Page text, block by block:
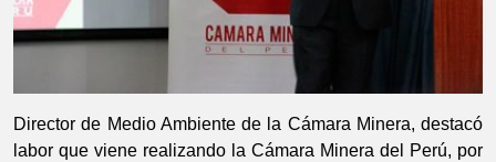
Director de Medio Ambiente de la Cámara Minera, destacó
labor que viene realizando la Cámara Minera del Perú, por